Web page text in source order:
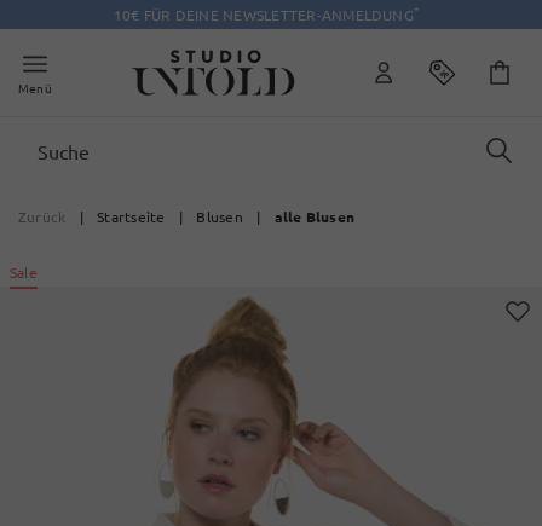
10€ FÜR DEINE NEWSLETTER-ANMELDUNG*
Menü
Zurück | Startseite | Blusen | alle Blusen
Sale